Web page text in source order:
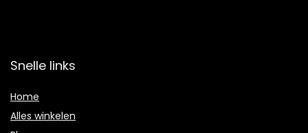
Snelle links
Home
Alles winkelen